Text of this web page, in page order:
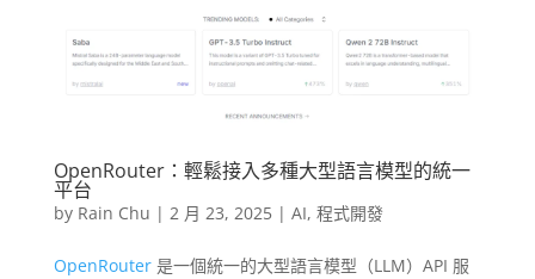
OpenRouter：輕鬆接入多種大型語言模型的統一
平台
by Rain Chu | 2 月 23, 2025| AI, 程式開發
OpenRouter 是一個統一的大型語言模型（LLM）API 服